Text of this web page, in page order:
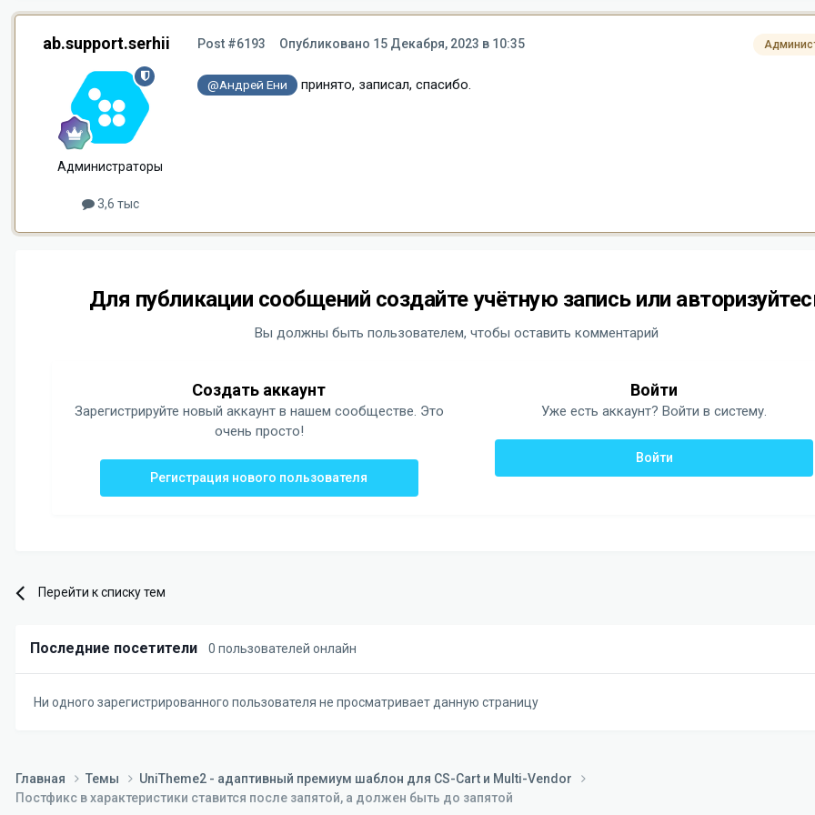
ab.support.serhii
Администраторы
3,6 тыс
Post #6193 Опубликовано 15 Декабря, 2023 в 10:35
@Андрей Ени принято, записал, спасибо.
Для публикации сообщений создайте учётную запись или
Вы должны быть пользователем, чтобы оставить комментарий
Создать аккаунт
Зарегистрируйте новый аккаунт в нашем сообществе. Это
очень просто!
Регистрация нового пользователя
Войти
Уже есть аккаунт? Войти в систему.
Войти
Перейти к списку тем
Последние посетители 0 пользователей онлайн
Ни одного зарегистрированного пользователя не просматривает данную страницу
Главная Темы
UniTheme2 - адаптивный премиум шаблон для CS-Cart и Multi-Vendor
Постфикс в характеристики ставится после запятой, а должен быть до запятой